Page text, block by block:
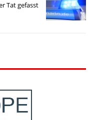
Tat gefasst